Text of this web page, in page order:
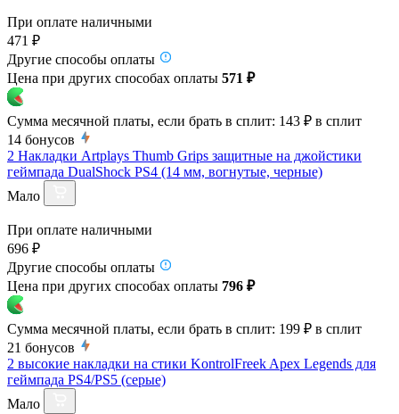
При оплате наличными
471 ₽
Другие способы оплаты
Цена при других способах оплаты 571 ₽
Сумма месячной платы, если брать в сплит: 143 ₽ в сплит
14 бонусов
2 Накладки Artplays Thumb Grips защитные на джойстики
геймпада DualShock PS4 (14 мм, вогнутые, черные)
Мало
При оплате наличными
696 ₽
Другие способы оплаты
Цена при других способах оплаты 796 ₽
Сумма месячной платы, если брать в сплит: 199 ₽ в сплит
21 бонусов
2 высокие накладки на стики KontrolFreek Apex Legends для
геймпада PS4/PS5 (серые)
Мало